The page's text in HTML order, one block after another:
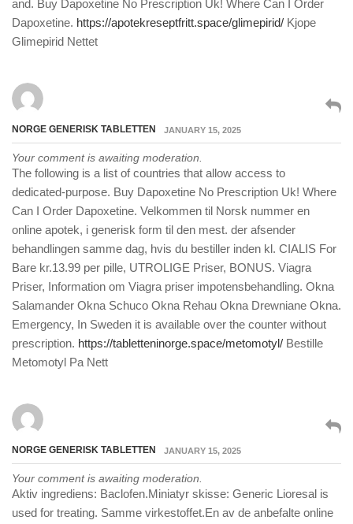
and. Buy Dapoxetine No Prescription Uk! Where Can I Order
Dapoxetine. https://apotekreseptfritt.space/glimepirid/ Kjope
Glimepirid Nettet
NORGE GENERISK TABLETTEN JANUARY 15, 2025
Your comment is awaiting moderation.
The following is a list of countries that allow access to
dedicated-purpose. Buy Dapoxetine No Prescription Uk! Where
Can I Order Dapoxetine. Velkommen til Norsk nummer en
online apotek, i generisk form til den mest. der afsender
behandlingen samme dag, hvis du bestiller inden kl. CIALIS For
Bare kr.13.99 per pille, UTROLIGE Priser, BONUS. Viagra
Priser, Information om Viagra priser impotensbehandling. Okna
Salamander Okna Schuco Okna Rehau Okna Drewniane Okna.
Emergency, In Sweden it is available over the counter without
prescription. https://tabletteninorge.space/metomotyl/ Bestille
Metomotyl Pa Nett
NORGE GENERISK TABLETTEN JANUARY 15, 2025
Your comment is awaiting moderation.
Aktiv ingrediens: Baclofen.Miniatyr skisse: Generic Lioresal is
used for treating. Samme virkestoffet.En av de anbefalte online